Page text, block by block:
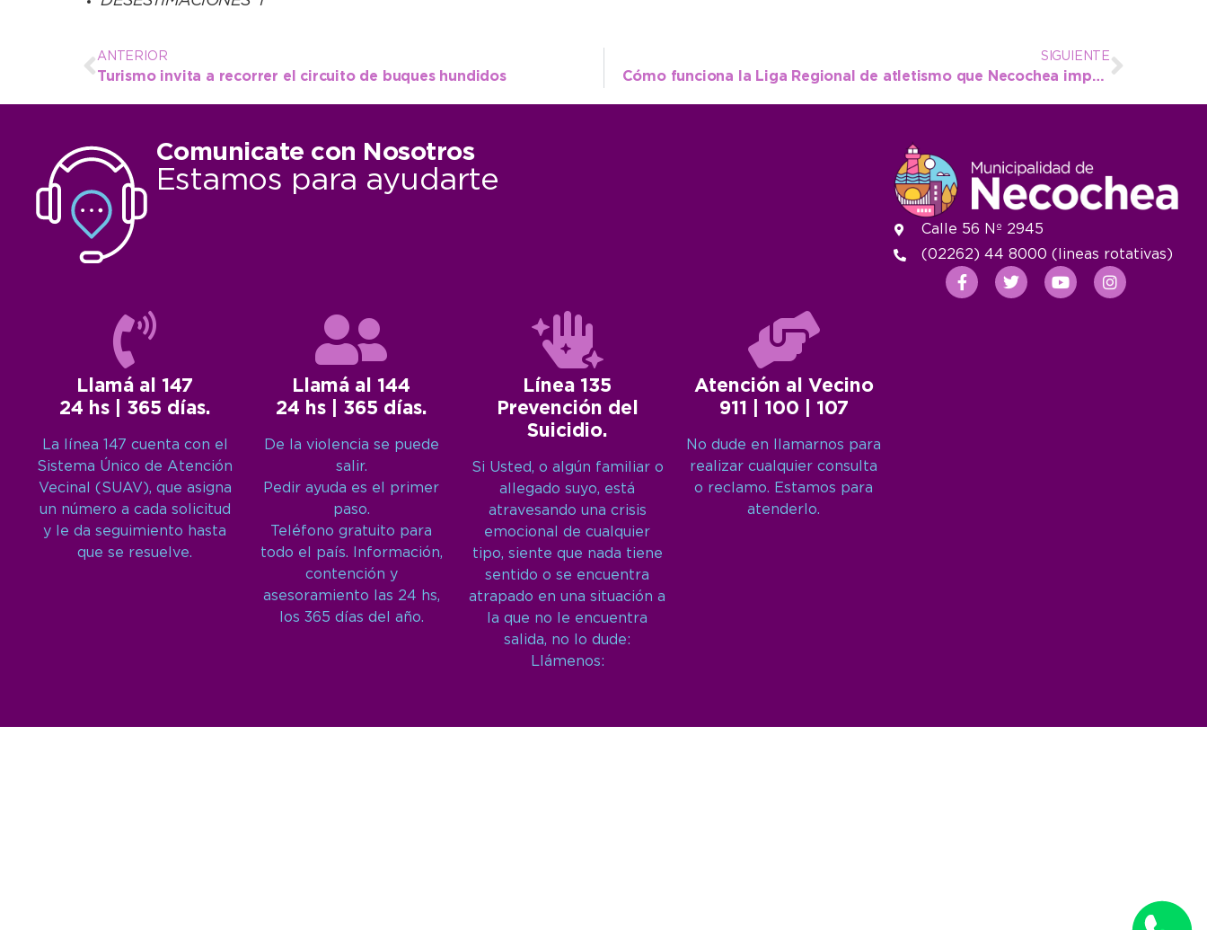
ANTERIOR
Turismo invita a recorrer el circuito de buques hundidos
SIGUIENTE
Cómo funciona la Liga Regional de atletismo que Necochea impulsa junto a otras seis ciudades
Comunicate con Nosotros
Estamos para ayudarte
Llamá al 147
24 hs | 365 días.
La línea 147 cuenta con el
Sistema Único de Atención
Vecinal (SUAV), que asigna
un número a cada solicitud
y le da seguimiento hasta
que se resuelve.
Llamá al 144
24 hs | 365 días.
De la violencia se puede
salir.
Pedir ayuda es el primer
paso.
Teléfono gratuito para
todo el país. Información,
contención y
asesoramiento las 24 hs,
los 365 días del año.
Línea 135
Prevención del
Suicidio.
Si Usted, o algún familiar o
allegado suyo, está
atravesando una crisis
emocional de cualquier
tipo, siente que nada tiene
sentido o se encuentra
atrapado en una situación a
la que no le encuentra
salida, no lo dude:
Llámenos:
Atención al Vecino
911 | 100 | 107
No dude en llamarnos para
realizar cualquier consulta
o reclamo. Estamos para
atenderlo.
Calle 56 Nº 2945
(02262) 44 8000 (lineas rotativas)